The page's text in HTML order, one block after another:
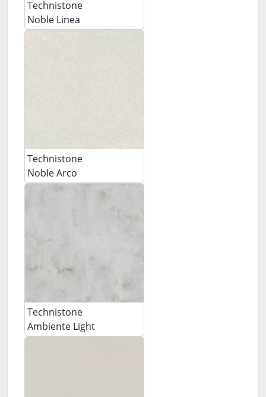
Technistone
Noble Linea
Technistone
Noble Arco
Technistone
Ambiente Light